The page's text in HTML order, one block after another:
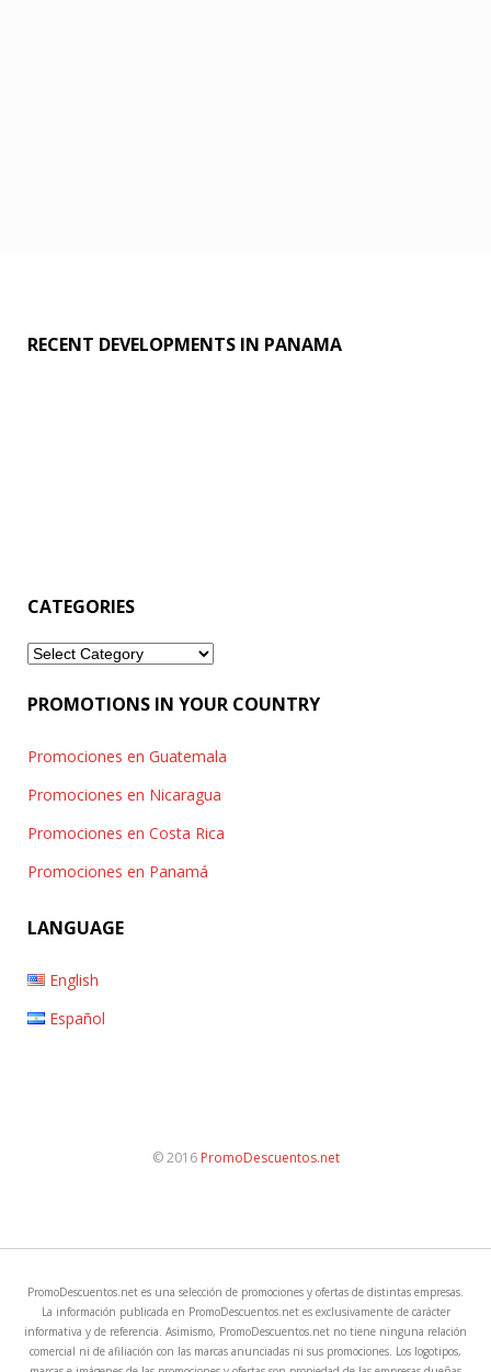
RECENT DEVELOPMENTS IN PANAMA
CATEGORIES
Categories
PROMOTIONS IN YOUR COUNTRY
Promociones en Guatemala
Promociones en Nicaragua
Promociones en Costa Rica
Promociones en Panamá
LANGUAGE
English
Español
© 2016 PromoDescuentos.net
PromoDescuentos.net es una selección de promociones y ofertas de distintas empresas.
La información publicada en PromoDescuentos.net es exclusivamente de carácter
informativa y de referencia. Asimismo, PromoDescuentos.net no tiene ninguna relación
comercial ni de afiliación con las marcas anunciadas ni sus promociones. Los logotipos,